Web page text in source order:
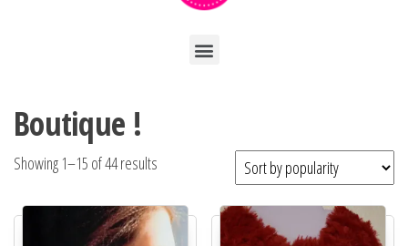
Boutique !
Showing 1–15 of 44 results